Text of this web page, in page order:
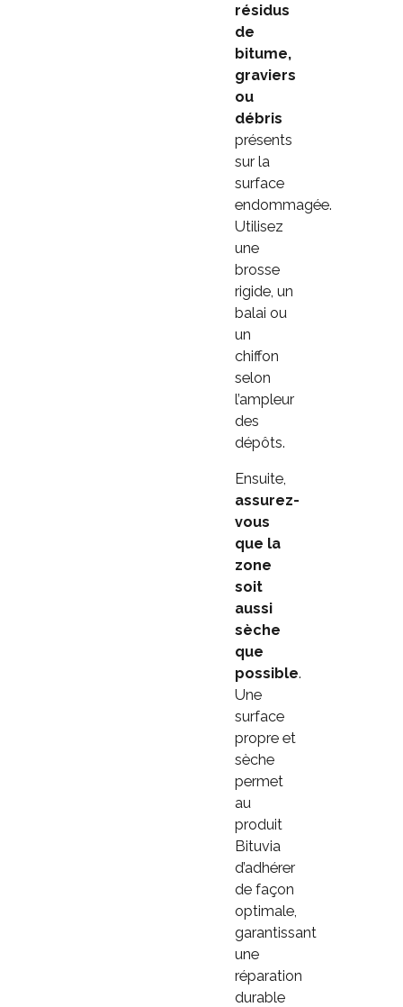
résidus
de
bitume,
graviers
ou
débris
présents
sur la
surface
endommagée.
Utilisez
une
brosse
rigide, un
balai ou
un
chiffon
selon
l’ampleur
des
dépôts.
Ensuite,
assurez-
vous
que la
zone
soit
aussi
sèche
que
possible.
Une
surface
propre et
sèche
permet
au
produit
Bituvia
d’adhérer
de façon
optimale,
garantissant
une
réparation
durable